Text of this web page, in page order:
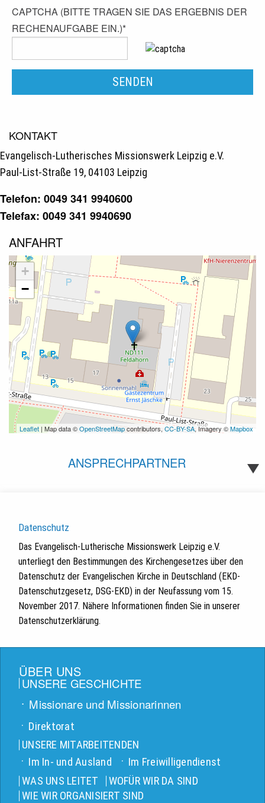
CAPTCHA (BITTE TRAGEN SIE DAS ERGEBNIS DER
RECHENAUFGABE EIN.)*
KONTAKT
Evangelisch-Lutherisches Missionswerk Leipzig e.V.
Paul-List-Straße 19, 04103 Leipzig
Telefon: 0049 341 9940600
Telefax: 0049 341 9940690
ANFAHRT
+
−
Leaflet | Map data ©OpenStreetMapcontributors, CC-BY-SA, Imagery ©Mapbox
ANSPRECHPARTNER
Datenschutz
Das Evangelisch-Lutherische Missionswerk Leipzig e.V.
unterliegt den Bestimmungen des Kirchengesetzes über den
Datenschutz der Evangelischen Kirche in Deutschland (EKD-
Datenschutzgesetz, DSG-EKD) in der Neufassung vom 15.
November 2017. Nähere Informationen finden Sie in unserer
Datenschutzerklärung.
ÜBER UNS
UNSERE GESCHICHTE
Missionare und Missionarinnen
Direktorat
UNSERE MITARBEITENDEN
Im In- und Ausland
Im Freiwilligendienst
WAS UNS LEITET
WOFÜR WIR DA SIND
WIE WIR ORGANISIERT SIND